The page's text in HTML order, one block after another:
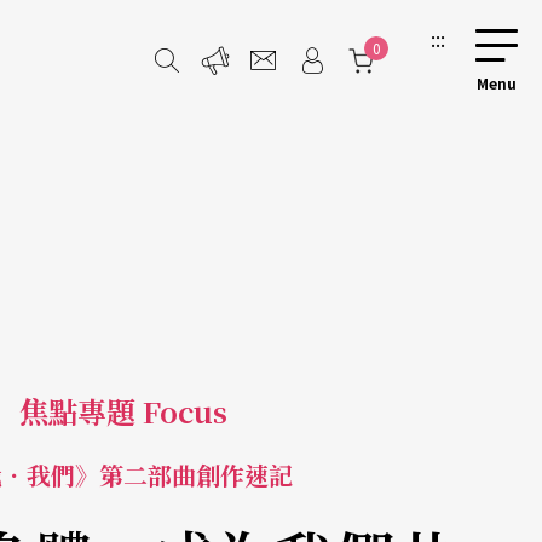
0 :::
焦點專題 Focus
我們》第二部曲創作速記